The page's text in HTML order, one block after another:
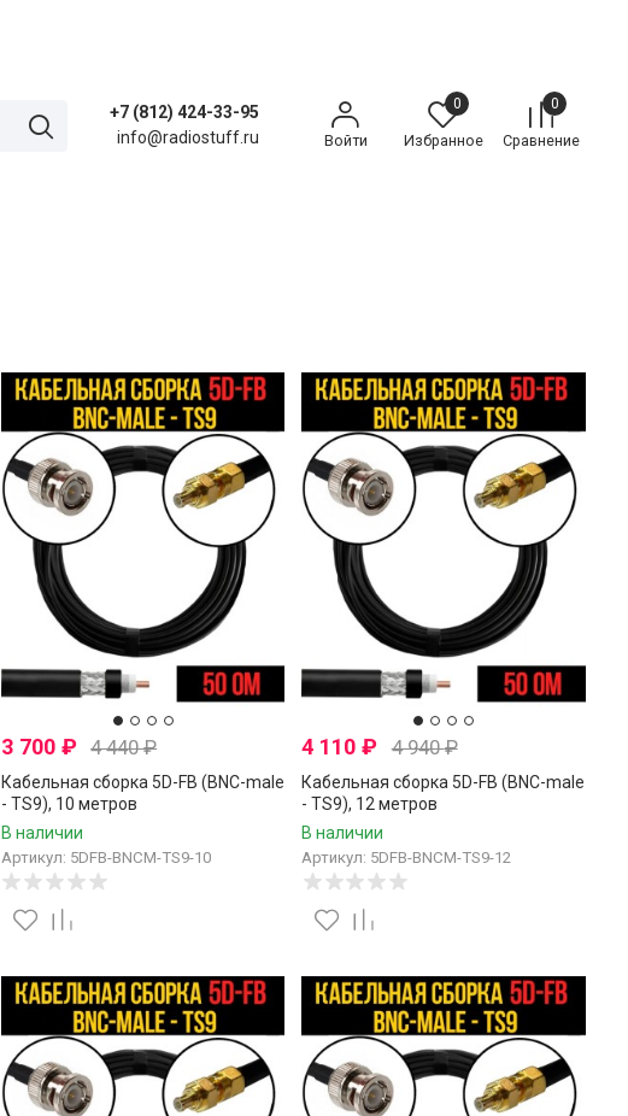
+7 (812) 424-33-95
info@radiostuff.ru
Войти
0
Избранное
0
Сравнение
3 700 ₽ 4 440₽
Кабельная сборка 5D-FB (BNC-male
- TS9), 10 метров
В наличии
Артикул: 5DFB-BNCM-TS9-10
4 110₽ 4 940₽
Кабельная сборка 5D-FB (BNC-male
- TS9), 12 метров
В наличии
Артикул: 5DFB-BNCM-TS9-12